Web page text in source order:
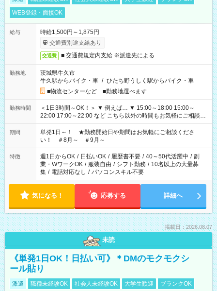
WEB登録・面接OK
給与
時給1,500円～1,875円
交通費別途支給あり
交通費 ■ 交通費規定内支給 ※派遣先による
勤務地
茨城県牛久市
牛久駅からバイク・車 / ひたち野うしく駅からバイク・車
■物流センターなど ■勤務地選べます
勤務時間
＜1日3時間～OK！＞ ▼ 例えば… ▼ 15:00～18:00 15:00～
22:00 17:00～22:00 など こちら以外の時間もお気軽にご相談く
ださい！
期間
単発1日～！ ★勤務開始日や期間はお気軽にご相談くださ
い！ ＃8月～ ＃9月～
特徴 週1日からOK / 日払いOK / 履歴書不要 / 40～50代活躍中 / 副
業・WワークOK / 服装自由 / シフト勤務 / 10名以上の大量募
集 / 電話対応なし / パソコンスキル不要
気になる！ 応募する 詳細へ
掲載日：2026.08.07
未読
《単発1日OK！日払い可》＊DMのモクモクシ
ール貼り
派遣 職種未経験OK 社会人未経験OK 大学生歓迎
ブランクOK